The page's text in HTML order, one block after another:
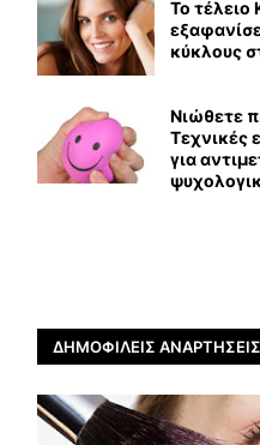
Το
κύκλους
Νιώθετε
Τεχνικές
για
ΔΗΜΟΦΙΛΕΊΣ ΑΝΑΡΤΉΣΕΙΣ